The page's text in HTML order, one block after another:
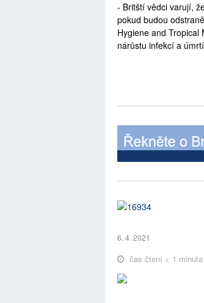
- Britští vědci varují,
pokud budou
Hygiene and Tropical
nárůstu infekcí a
6. 4. 2021
čas čtení < 1 minuta